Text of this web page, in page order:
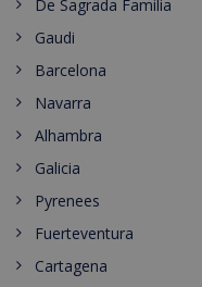
De Sagrada Familia
Gaudi
Barcelona
Navarra
Alhambra
Galicia
Pyrenees
Fuerteventura
Cartagena